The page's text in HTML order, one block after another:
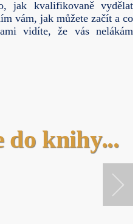
jak kvalifikovaně vydělat
vám, jak můžete začít a co
vidíte, že vás nelákám
do knihy...